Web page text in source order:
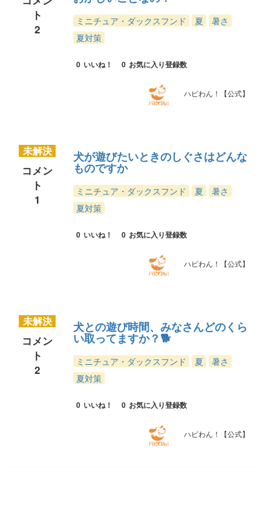
ト
2
ミニチュア・ダックスフンド 夏
暑さ
夏対策
0 いいね！ 0 お気に入り登録数
ハピわん！【公式】
未解決
コメン
ト
1
犬が遊びたいときのしぐさはどんな
ものですか
ミニチュア・ダックスフンド 夏
暑さ
夏対策
0 いいね！ 0 お気に入り登録数
ハピわん！【公式】
未解決
コメン
ト
2
犬との遊び時間、みなさんどのくら
い取ってますか？🐕
ミニチュア・ダックスフンド 夏
暑さ
夏対策
0 いいね！ 0 お気に入り登録数
ハピわん！【公式】